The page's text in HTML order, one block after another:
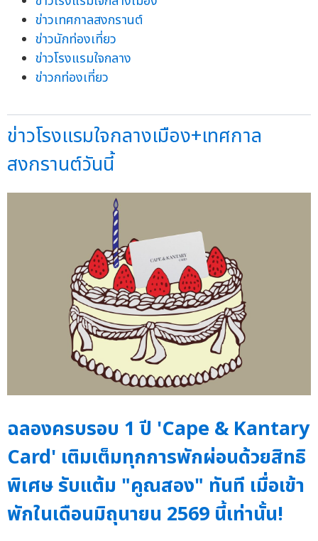
ข่าวเทศกาลสงกรานต์
ข่าวนักท่องเที่ยว
ข่าวโรงแรมใจกลาง
ข่าวกท่องเที่ยว
ข่าวโรงแรมใจกลางเมือง+เทศกาล
สงกรานต์วันนี้
ฉลองครบรอบ 1 ปี 'Cape & Kantary
Card' เติมเต็มทุกการพักผ่อนด้วยสิทธิ
พิเศษ รับแต้ม "คูณสอง" ทันที เมื่อเข้า
พักในเดือนมิถุนายน 2569 นี้เท่านั้น!